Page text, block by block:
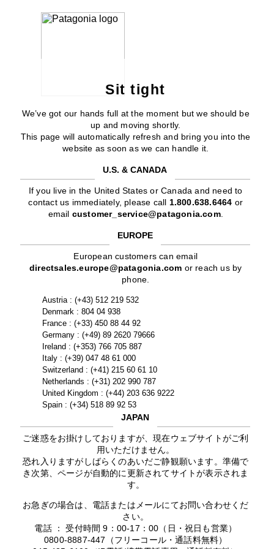
Sit tight
We’ve got our hands full at the moment but we should be
up and moving shortly.
This page will automatically refresh and bring you into the
website as soon as we can handle it.
U.S. & CANADA
If you live in the United States or Canada and need to
contact us immediately, please call 1.800.638.6464 or
email customer_service@patagonia.com.
EUROPE
European customers can email
directsales.europe@patagonia.com or reach us by
phone.
Austria : (+43) 512 219 532
Denmark : 804 04 938
France : (+33) 450 88 44 92
Germany : (+49) 89 2620 79666
Ireland : (+353) 766 705 887
Italy : (+39) 047 48 61 000
Switzerland : (+41) 215 60 61 10
Netherlands : (+31) 202 990 787
United Kingdom : (+44) 203 636 9222
Spain : (+34) 518 89 92 53
JAPAN
ご迷惑をお掛けしておりますが、現在ウェブサイトがご利
用いただけません。
恐れ入りますがしばらくのあいだご静観願います。準備で
き次第、ページが自動的に更新されてサイトが表示されま
す。
お急ぎの場合は、電話またはメールにてお問い合わせくだ
さい。
電話 ： 受付時間 9：00-17：00（日・祝日も営業）
0800-8887-447（フリーコール・通話料無料）